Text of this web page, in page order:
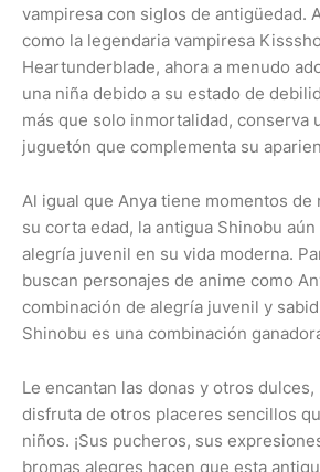
vampiresa con siglos de antigüedad.
como la legendaria vampiresa
Heartunderblade, ahora a menudo
una niña debido a su estado de
más que solo inmortalidad, conserva
juguetón que complementa su
Al igual que Anya tiene momentos de
su corta edad, la antigua Shinobu
alegría juvenil en su vida moderna.
buscan personajes de anime como
combinación de alegría juvenil y
Shinobu es una combinación
Le encantan las donas y otros
disfruta de otros placeres sencillos
niños. ¡Sus pucheros, sus
bromas alegres hacen que esta